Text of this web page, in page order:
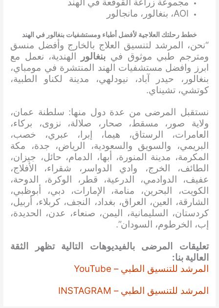
AOI، بنغالور، مانجالور
خطط رحلتك العلاجية لأفضل أطباء ومستشفيات بنغالور في الهند
“نحن، المرشد لتنسيق العلاج بالخارج وأفضل منسق
ومترجم طبي موثوق في بنغالور الهندية، نعمل مع
ابرز وافضل مستشفيات الهند المنتشرة في مومباي،
بنغالور، حيدر آباد، نيودلهي، مدينة لكناو الطبية،
كوتشي، تشيناي.
نستقبل المرضى من عدة دول منها: سلطنة عمان،
ولاية صور، مسقط، صحار، صلالة، نزوى، بركاء،
العامرات، الرستاق، هيما، إبرا، عبري، خصب،
البريمي، والسويق والسعودية، الرياض، جدة، مكة
المكرمة، مدينة المنورة، أبها، الدمام، حائل، جيزان،
الطائف، الخرج، وادي الدواسر، شقراء، الأفلاج،
عفيف، الدوادمي، الدرعية، قطر، الوكرة، الدوحة،
الكويت، البحرين، منامة، الإمارات، دبي، أبوظبي،
الشارقة، العين، العراق، بغداد، النجف، كربلاء، أربيل،
كردستان، السليمانية، اليمن، صنعاء، عدن، الحديدة،
إب، الخرطوم، السودان”.
تعليقات المرضى بالفيديوهات التالية تظهر الثقة
العالية بنا:
المرشد للتنسيق الطبي – YouTube
المرشد للتنسيق الطبي – INSTAGRAM